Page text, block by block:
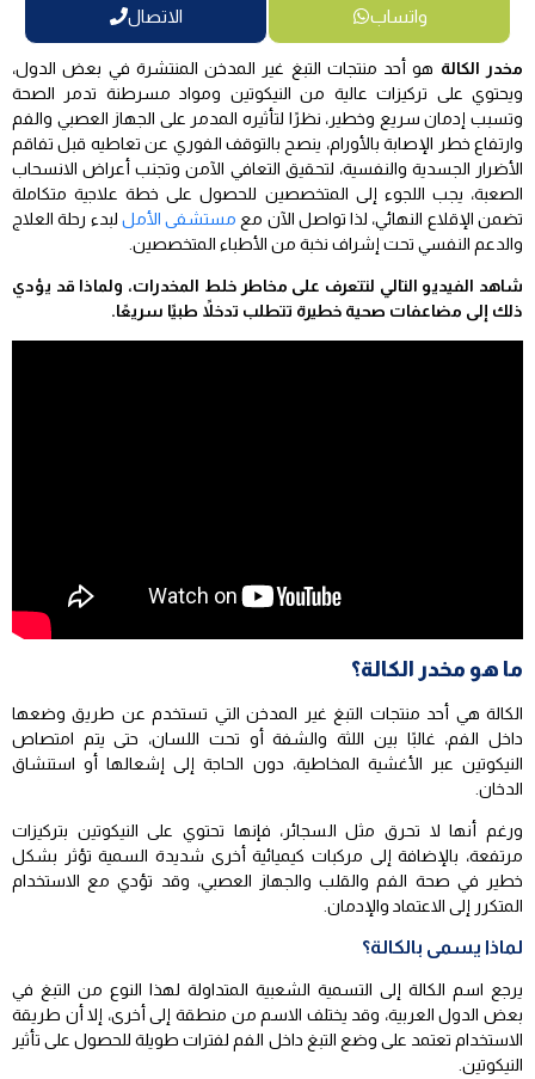
واتساب الاتصال
مخدر الكالة هو أحد منتجات التبغ غير المدخن المنتشرة في بعض الدول،
ويحتوي على تركيزات عالية من النيكوتين ومواد مسرطنة تدمر الصحة
وتسبب إدمان سريع وخطير، نظرًا لتأثيره المدمر على الجهاز العصبي والفم
وارتفاع خطر الإصابة بالأورام، ينصح بالتوقف الفوري عن تعاطيه قبل تفاقم
الأضرار الجسدية والنفسية، لتحقيق التعافي الآمن وتجنب أعراض الانسحاب
الصعبة، يجب اللجوء إلى المتخصصين للحصول على خطة علاجية متكاملة
تضمن الإقلاع النهائي، لذا تواصل الآن مع مستشفى الأمل لبدء رحلة العلاج
والدعم النفسي تحت إشراف نخبة من الأطباء المتخصصين.
شاهد الفيديو التالي لتتعرف على مخاطر خلط المخدرات، ولماذا قد يؤدي
ذلك إلى مضاعفات صحية خطيرة تتطلب تدخلاً طبيًا سريعًا.
ما هو مخدر الكالة؟
الكالة هي أحد منتجات التبغ غير المدخن التي تستخدم عن طريق وضعها
داخل الفم، غالبًا بين اللثة والشفة أو تحت اللسان، حتى يتم امتصاص
النيكوتين عبر الأغشية المخاطية، دون الحاجة إلى إشعالها أو استنشاق
الدخان.
ورغم أنها لا تحرق مثل السجائر، فإنها تحتوي على النيكوتين بتركيزات
مرتفعة، بالإضافة إلى مركبات كيميائية أخرى شديدة السمية تؤثر بشكل
خطير في صحة الفم والقلب والجهاز العصبي، وقد تؤدي مع الاستخدام
المتكرر إلى الاعتماد والإدمان.
لماذا يسمى بالكالة؟
يرجع اسم الكالة إلى التسمية الشعبية المتداولة لهذا النوع من التبغ في
بعض الدول العربية، وقد يختلف الاسم من منطقة إلى أخرى، إلا أن طريقة
الاستخدام تعتمد على وضع التبغ داخل الفم لفترات طويلة للحصول على تأثير
النيكوتين.